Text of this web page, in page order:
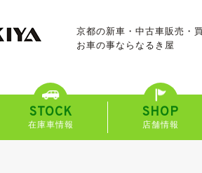
京都の新車・中古車販売・
お車の事なら なるき屋
STOCK
在庫車情報
SHOP
店舗情報